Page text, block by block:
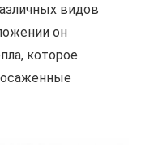
видов
он
которое